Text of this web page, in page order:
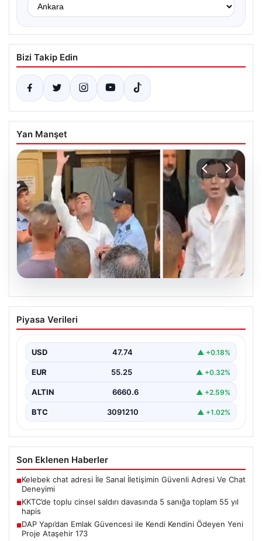
Bizi Takip Edin
Yan Manşet
07.08.2026
KKTC’de toplu cinsel saldırı davasında 5
sanığa toplam 55 yıl hapis
gerçekleşen toplu cinsel saldırı ve bu saldırının…
Piyasa Verileri
USD 47.74 ▲ +0.18%
EUR 55.25 ▲ +0.32%
ALTIN 6660.6 ▲ +2.59%
BTC 3091210 ▲ +1.02%
Son Eklenen Haberler
■Kelebek chat adresi İle Sanal İletişimin Güvenli Adresi Ve Chat
Deneyimi
■KKTC’de toplu cinsel saldırı davasında 5 sanığa toplam 55 yıl
hapis
■DAP Yapı’dan Emlak Güvencesi ile Kendi Kendini Ödeyen Yeni
Proje Ataşehir 173